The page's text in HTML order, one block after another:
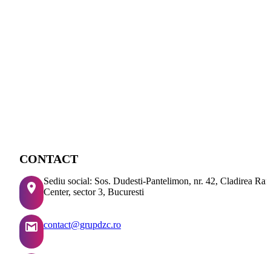
CONTACT
Sediu social: Sos. Dudesti-Pantelimon, nr. 42, Cladirea
Center, sector 3, Bucuresti
contact@grupdzc.ro